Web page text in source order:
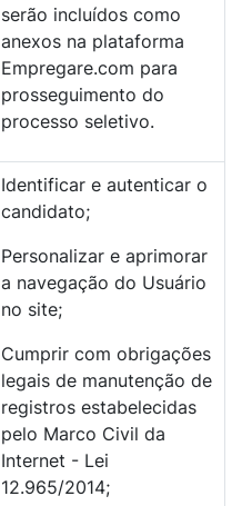
serão incluídos como
anexos na plataforma
Empregare.com para
prosseguimento do
processo seletivo.
Identificar e autenticar o
candidato;
Personalizar e aprimorar
a navegação do Usuário
no site;
Cumprir com obrigações
legais de manutenção de
registros estabelecidas
pelo Marco Civil da
Internet - Lei
12.965/2014;